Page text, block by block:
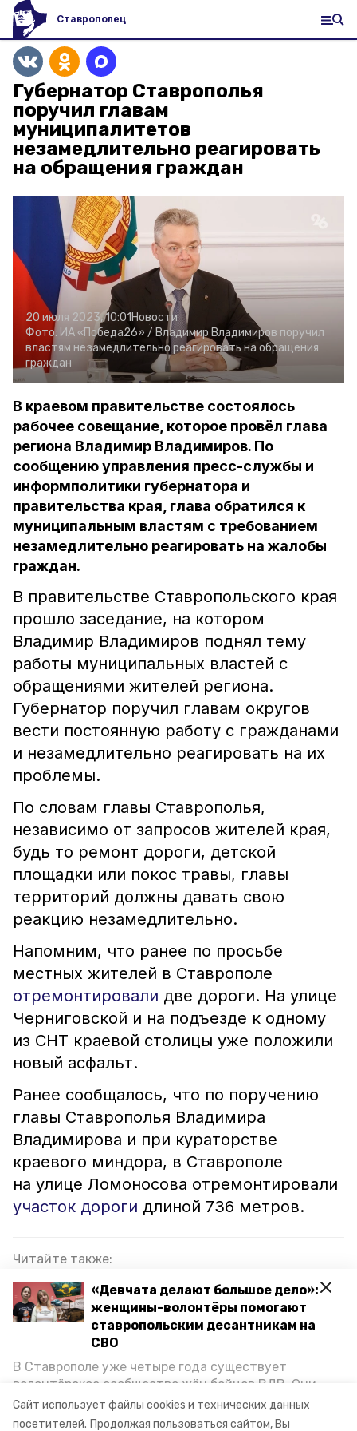
Сайт использует файлы cookies и технических данных
посетителей. Продолжая пользоваться сайтом, Вы
«Девчата делают большое дело»:
женщины-волонтёры помогают
ставропольским десантникам на
СВО
В Ставрополе уже четыре года существует
волонтёрское сообщество жён бойцов ВДВ. Они
организуют сборы вещей и продуктов для
участников спецоперации и лично отвозят всё это
Ставрополец
Губернатор Ставрополья
поручил главам
муниципалитетов
незамедлительно реагировать
на обращения граждан
20 июля 2023, 10:01 Новости
Фото: ИА «Победа26» / Владимир Владимиров поручил
властям незамедлительно реагировать на обращения
граждан
В краевом правительстве состоялось
рабочее совещание, которое провёл глава
региона Владимир Владимиров. По
сообщению управления пресс-службы и
информполитики губернатора и
правительства края, глава обратился к
муниципальным властям с требованием
незамедлительно реагировать на жалобы
граждан.
В правительстве Ставропольского края
прошло заседание, на котором
Владимир Владимиров поднял тему
работы муниципальных властей с
обращениями жителей региона.
Губернатор поручил главам округов
вести постоянную работу с гражданами
и незамедлительно реагировать на их
проблемы.
По словам главы Ставрополья,
независимо от запросов жителей края,
будь то ремонт дороги, детской
площадки или покос травы, главы
территорий должны давать свою
реакцию незамедлительно.
Напомним, что ранее по просьбе
местных жителей в Ставрополе
отремонтировали две дороги. На улице
Черниговской и на подъезде к одному
из СНТ краевой столицы уже положили
новый асфальт.
Ранее сообщалось, что по поручению
главы Ставрополья Владимира
Владимирова и при кураторстве
краевого миндора, в Ставрополе
на улице Ломоносова отремонтировали
участок дороги длиной 736 метров.
Читайте также:
Губернатор Ставрополья поздравил
автоинспекторов с профессиональным
праздником
Троллейбусный парк Ставрополя расширят на
45 единиц